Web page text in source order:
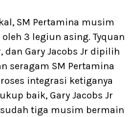
SM Pertamina musim
3 legiun asing. Tyquan
dan Gary Jacobs Jr dipilih
seragam SM Pertamina
integrasi ketiganya
baik, Gary Jacobs Jr
tiga musim bermain